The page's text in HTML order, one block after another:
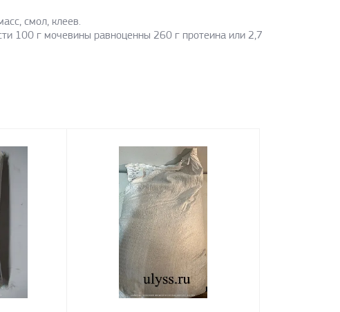
смол, клеев.
100 г мочевины равноценны 260 г протеина или 2,7